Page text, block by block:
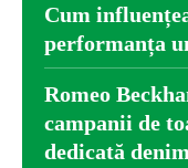
Cum
performanța
Romeo
campanii de
dedicată